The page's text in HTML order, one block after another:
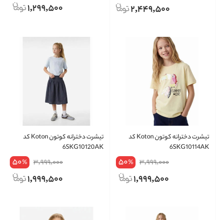
2,449,500
1,299,500
تیشرت دخترانه کوتون Koton کد
6SKG10114AK
3,999,000
50%
1,999,500
تیشرت دخترانه کوتون Koton کد
6SKG10120AK
3,999,000
50%
1,999,500